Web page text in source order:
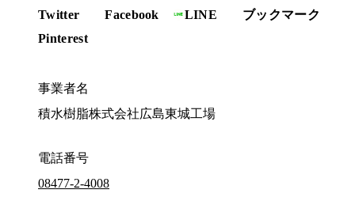
Twitter Facebook LINE
ブックマーク
Pinterest
事業者名
積水樹脂株式会社広島東城工場
電話番号
08477-2-4008